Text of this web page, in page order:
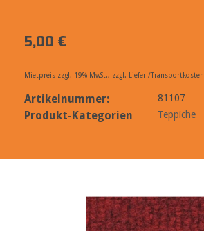
5,00 €
Mietpreis zzgl. 19% MwSt., zzgl. Liefer-/Transportkosten
Artikelnummer: 81107
Produkt-Kategorien Teppiche